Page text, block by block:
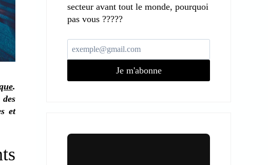
.
et
secteur avant tout le monde, pourquoi
pas vous ?????
Je m'abonne